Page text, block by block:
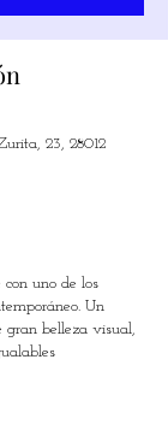
23, 28012
con uno de los
Un
gran belleza visual,